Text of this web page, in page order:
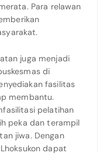
Para relawan
juga menjadi
di
fasilitas
membantu.
pelatihan
peka dan terampil
jiwa. Dengan
dapat